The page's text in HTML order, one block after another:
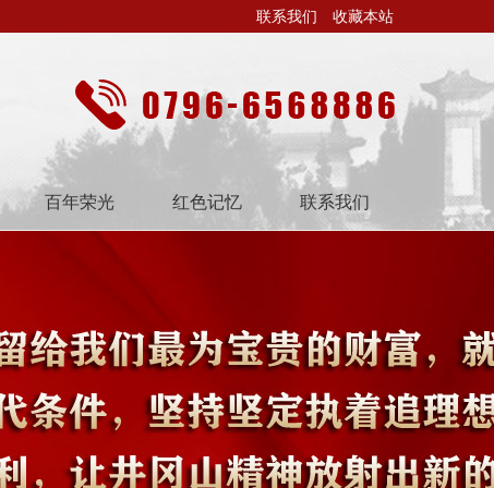
联系我们 收藏本站
百年荣光 红色记忆 联系我们